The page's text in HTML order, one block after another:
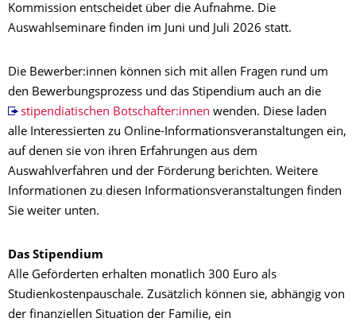
Kommission entscheidet über die Aufnahme. Die
Auswahlseminare finden im Juni und Juli 2026 statt.
Die Bewerber:innen können sich mit allen Fragen rund um
den Bewerbungsprozess und das Stipendium auch an die
stipendiatischen Botschafter:innen wenden. Diese laden
alle Interessierten zu Online-Informationsveranstaltungen ein,
auf denen sie von ihren Erfahrungen aus dem
Auswahlverfahren und der Förderung berichten. Weitere
Informationen zu diesen Informationsveranstaltungen finden
Sie weiter unten.
Das Stipendium
Alle Geförderten erhalten monatlich 300 Euro als
Studienkostenpauschale. Zusätzlich können sie, abhängig von
der finanziellen Situation der Familie, ein